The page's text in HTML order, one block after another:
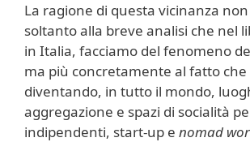
La ragione di questa vicinanza
soltanto alla breve analisi che nel
in Italia, facciamo del fenomeno
ma più concretamente al fatto
diventando, in tutto il mondo,
aggregazione e spazi di socialità
indipendenti, start-up e nomad